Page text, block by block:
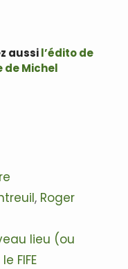
aussil’édito de
de Michel
, Roger
lieu (ou
FIFE